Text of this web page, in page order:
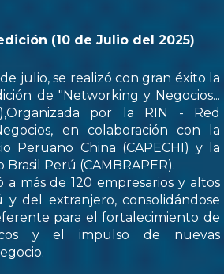
(10 de Julio del 2025)
julio, se realizó con gran éxito la
de "Networking y Negocios...
por la RIN - Red
en colaboración con la
Peruano China (CAPECHI) y la
Brasil Perú (CAMBRAPER).
más de 120 empresarios y altos
del extranjero, consolidándose
para el fortalecimiento de
y el impulso de nuevas